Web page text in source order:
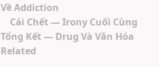
Về Addiction
Cái Chết — Irony Cuối Cùng
Tổng Kết — Drug Và Văn Hóa
Related